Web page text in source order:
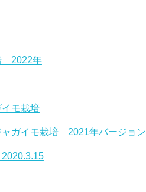
2022年
モ栽培
ャガイモ栽培 2021年バージョン